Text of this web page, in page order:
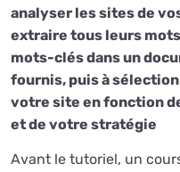
analyser les sites de
extraire tous leurs
mots-clés dans un
fournis, puis à
votre site en fonction
et de votre stratégie
Avant le tutoriel, un